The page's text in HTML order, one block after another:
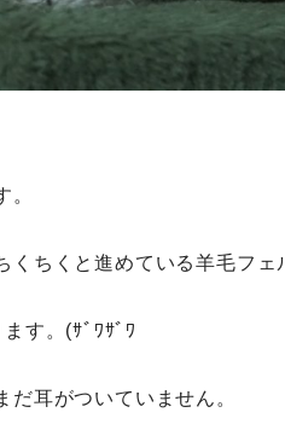
。
くちくと進めている羊毛フェ
す。(ｻﾞﾜｻﾞﾜ
だ耳がついていません。